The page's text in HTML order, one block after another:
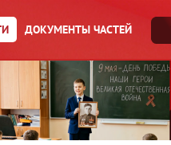
ДОКУМЕНТЫ ЧАСТЕЙ